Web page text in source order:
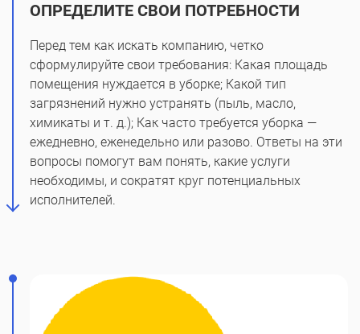
ОПРЕДЕЛИТЕ СВОИ ПОТРЕБНОСТИ
Перед тем как искать компанию, четко
сформулируйте свои требования: Какая площадь
помещения нуждается в уборке; Какой тип
загрязнений нужно устранять (пыль, масло,
химикаты и т. д.); Как часто требуется уборка —
ежедневно, еженедельно или разово. Ответы на эти
вопросы помогут вам понять, какие услуги
необходимы, и сократят круг потенциальных
исполнителей.